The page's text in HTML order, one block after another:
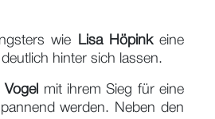
wie Lisa Höpinkeine
hinter sich lassen.
Vogel
mit ihrem Sieg für eine
werden. Neben den